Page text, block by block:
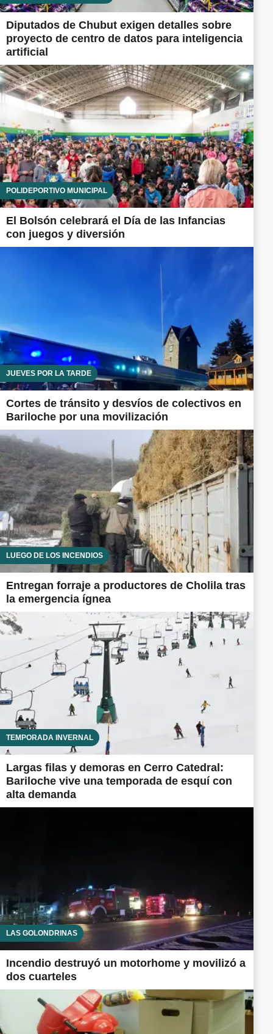
Diputados de Chubut exigen detalles sobre
proyecto de centro de datos para inteligencia
artificial
POLIDEPORTIVO MUNICIPAL
El Bolsón celebrará el Día de las Infancias
con juegos y diversión
JUEVES POR LA TARDE
Cortes de tránsito y desvíos de colectivos en
Bariloche por una movilización
LUEGO DE LOS INCENDIOS
Entregan forraje a productores de Cholila tras
la emergencia ígnea
TEMPORADA INVERNAL
Largas filas y demoras en Cerro Catedral:
Bariloche vive una temporada de esquí con
alta demanda
LAS GOLONDRINAS
Incendio destruyó un motorhome y movilizó a
dos cuarteles